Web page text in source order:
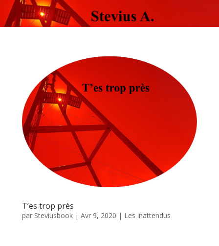
T’es trop près
par Steviusbook| Avr 9, 2020 | Les inattendus